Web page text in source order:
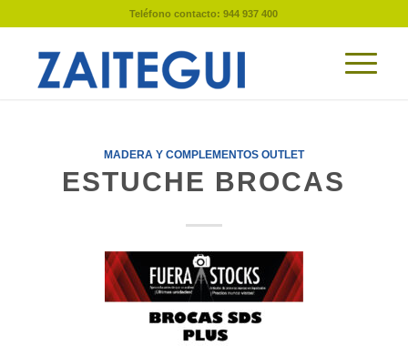
Teléfono contacto: 944 937 400
MADERA Y COMPLEMENTOS OUTLET
ESTUCHE BROCAS